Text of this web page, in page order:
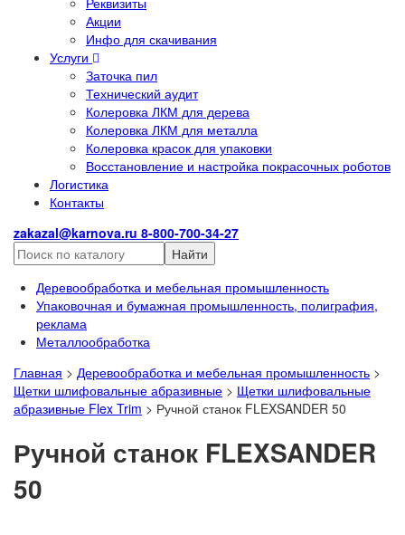
Акции
Инфо для скачивания
Услуги
Заточка пил
Технический аудит
Колеровка ЛКМ для дерева
Колеровка ЛКМ для металла
Колеровка красок для упаковки
Восстановление и настройка покрасочных роботов
Логистика
Контакты
zakazal@karnova.ru 8-800-700-34-27
Найти
Деревообработка и мебельная промышленность
Упаковочная и бумажная промышленность, полиграфия,
реклама
Металлообработка
Главная > Деревообработка и мебельная промышленность >
Щетки шлифовальные абразивные > Щетки шлифовальные
абразивные Flex Trim > Ручной станок FLEXSANDER 50
Ручной станок FLEXSANDER
50